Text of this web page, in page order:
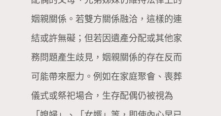
姻親關係。若雙方關係融洽，這樣的連
結或許無礙；但若因遺產分配或其他家
務問題產生歧見，姻親關係的存在反而
可能帶來壓力。例如在家庭聚會、喪葬
儀式或祭祀場合，生存配偶仍被視為